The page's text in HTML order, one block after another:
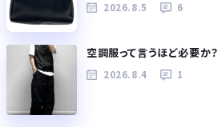
2026.8.5 6
空調服って言うほど必要か？
2026.8.4 1